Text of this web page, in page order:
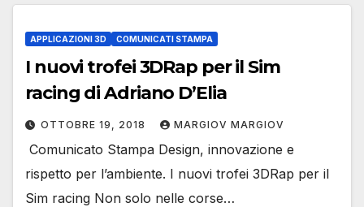
APPLICAZIONI 3D COMUNICATI STAMPA
I nuovi trofei 3DRap per il Sim
racing di Adriano D’Elia
OTTOBRE 19, 2018 MARGIOV MARGIOV
Comunicato Stampa Design, innovazione e
rispetto per l’ambiente. I nuovi trofei 3DRap per il
Sim racing Non solo nelle corse…